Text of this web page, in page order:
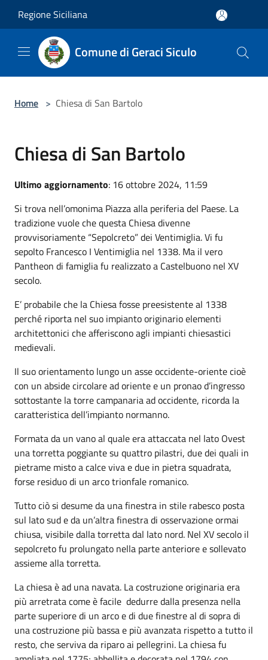
Regione Siciliana
Comune di Geraci Siculo
Home > Chiesa di San Bartolo
Chiesa di San Bartolo
Ultimo aggiornamento: 16 ottobre 2024, 11:59
Si trova nell’omonima Piazza alla periferia del Paese. La
tradizione vuole che questa Chiesa divenne
provvisoriamente “Sepolcreto” dei Ventimiglia. Vi fu
sepolto Francesco I Ventimiglia nel 1338. Ma il vero
Pantheon di famiglia fu realizzato a Castelbuono nel XV
secolo.
E’ probabile che la Chiesa fosse preesistente al 1338
perché riporta nel suo impianto originario elementi
architettonici che afferiscono agli impianti chiesastici
medievali.
Il suo orientamento lungo un asse occidente-oriente cioè
con un abside circolare ad oriente e un pronao d’ingresso
sottostante la torre campanaria ad occidente, ricorda la
caratteristica dell’impianto normanno.
Formata da un vano al quale era attaccata nel lato Ovest
una torretta poggiante su quattro pilastri, due dei quali in
pietrame misto a calce viva e due in pietra squadrata,
forse residuo di un arco trionfale romanico.
Tutto ciò si desume da una finestra in stile rabesco posta
sul lato sud e da un’altra finestra di osservazione ormai
chiusa, visibile dalla torretta dal lato nord. Nel XV secolo il
sepolcreto fu prolungato nella parte anteriore e sollevato
assieme alla torretta.
La chiesa è ad una navata. La costruzione originaria era
più arretrata come è facile dedurre dalla presenza nella
parte superiore di un arco e di due finestre al di sopra di
una costruzione più bassa e più avanzata rispetto a tutto il
resto, che serviva da riparo ai pellegrini. La chiesa fu